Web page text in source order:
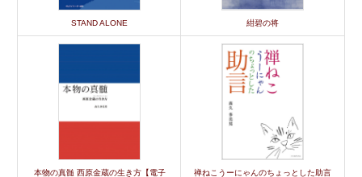
STAND ALONE 紺碧の将
本物の真髄 西原金蔵の生き方【電子
禅ねこうーにゃんのちょっとした助言